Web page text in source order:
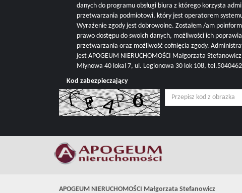
danych do programu obsługi biura z którego korzysta
przetwarzania podmiotowi, który jest operatorem
Wyrażenie zgody jest dobrowolne. Zostałem /am
prawo dostępu do swoich danych, możliwości ich
przetwarzania oraz możliwość cofnięcia zgody.
jest APOGEUM NIERUCHOMOŚCI Małgorzata
Młynowa 40 lokal 7, ul. Legionowa 30 lok 108,
Kod zabezpieczający
APOGEUM NIERUCHOMOŚCI Małgorzata Stefanowicz